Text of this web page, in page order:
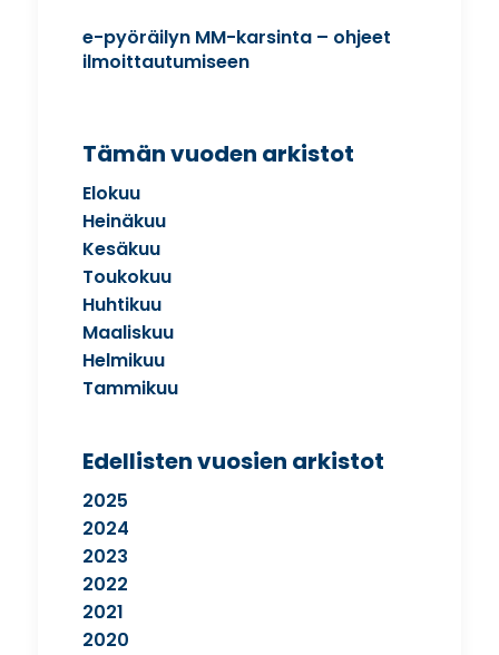
e-pyöräilyn MM-karsinta – ohjeet
ilmoittautumiseen
Tämän vuoden arkistot
Elokuu
Heinäkuu
Kesäkuu
Toukokuu
Huhtikuu
Maaliskuu
Helmikuu
Tammikuu
Edellisten vuosien arkistot
2025
2024
2023
2022
2021
2020